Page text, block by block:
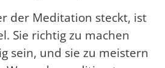
der Meditation steckt, ist
Sie richtig zu machen
sein, und sie zu meistern